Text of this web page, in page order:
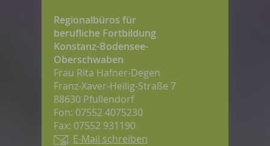
Regionalbüros für
berufliche Fortbildung
Konstanz-Bodensee-
Oberschwaben
Frau Rita Hafner-Degen
Franz-Xaver-Heilig-Straße 7
88630 Pfullendorf
Fon: 07552 4075230
Fax: 07552 931190
E-Mail schreiben